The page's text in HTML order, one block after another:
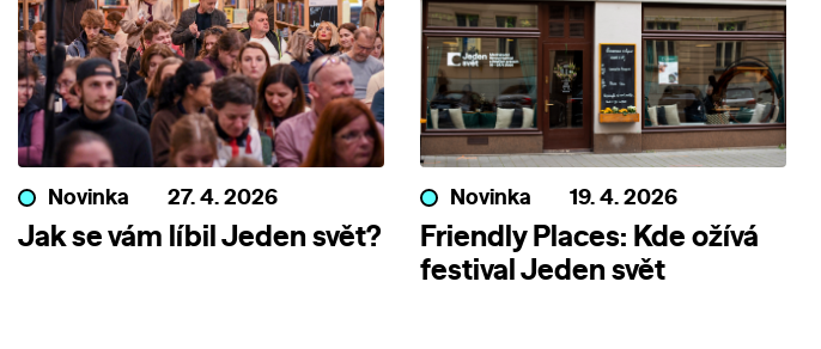
Novinka 27. 4. 2026
Jak se vám líbil Jeden svět?
Novinka 19. 4. 2026
Friendly Places: Kde ožívá
festival Jeden svět